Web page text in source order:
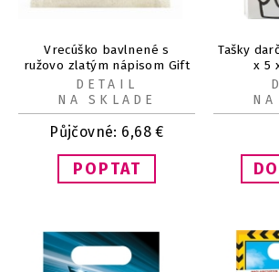
Vrecúško bavlnené s
ružovo zlatým nápisom Gift
10ks
Půjčovné: 6,68€
POPTAT
DETAIL
NA SKLADE
Tašky
x 5